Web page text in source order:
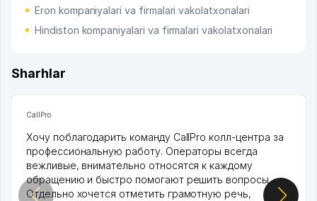
Eron kompaniyalari va firmalari vakolatxonalari
Hindiston kompaniyalari va firmalari vakolatxonalari
Sharhlar
CallPro
Хочу поблагодарить команду CallPro колл-центра за
профессиональную работу. Операторы всегда
вежливые, внимательно относятся к каждому
обращению и быстро помогают решить вопросы.
Отдельно хочется отметить грамотную речь,